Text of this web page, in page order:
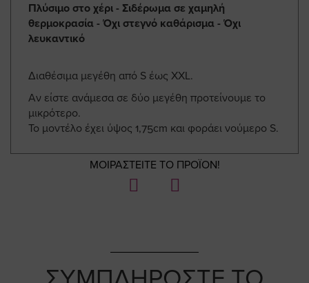
Πλύσιμο στο χέρι - Σιδέρωμα σε χαμηλή
θερμοκρασία - Όχι στεγνό καθάρισμα - Όχι
λευκαντικό
Διαθέσιμα μεγέθη από S έως XXL.
Αν είστε ανάμεσα σε δύο μεγέθη προτείνουμε το
μικρότερο.
Το μοντέλο έχει ύψος 1,75cm και φοράει νούμερο S.
ΜΟΙΡΑΣΤΕΙΤΕ ΤΟ ΠΡΟΪΟΝ!